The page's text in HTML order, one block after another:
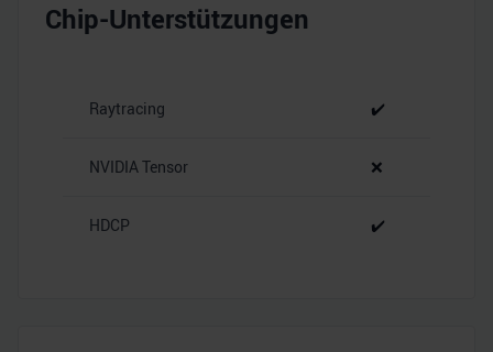
Chip-Unterstützungen
Raytracing ✔️
NVIDIA Tensor ❌
HDCP ✔️